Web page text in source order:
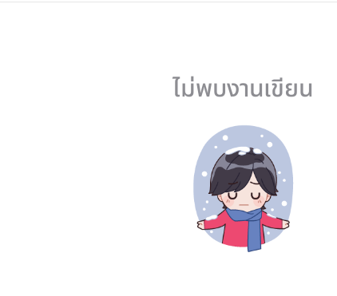
ไม่พบงานเขียน